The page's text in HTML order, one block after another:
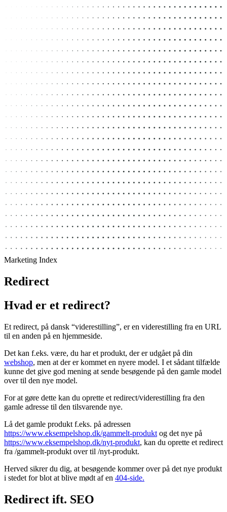
Marketing Index
Redirect
Hvad er et redirect?
til en anden på en hjemmeside.
Det kan f.eks. være, du har et produkt, der er udgået på din
webshop, men at der er kommet en nyere model. I et sådant tilfælde
over til den nye model.
gamle adresse til den tilsvarende nye.
Lå det gamle produkt f.eks. på adressen
https://www.eksempelshop.dk/gammelt-produkt
fra /gammelt-produkt over til /nyt-produkt.
i stedet for blot at blive mødt af en